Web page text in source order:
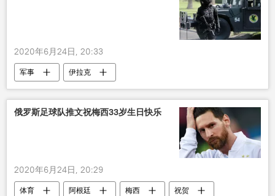
2020年6月24日, 20:33
军事 伊拉克
俄罗斯足球队推文祝梅西33岁生日快乐
2020年6月24日, 20:29
体育 阿根廷 梅西
祝贺